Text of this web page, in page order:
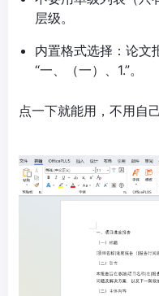
层级。
内置格式选择：论文
“一、（一）、1.”。
点一下就能用，不用自己